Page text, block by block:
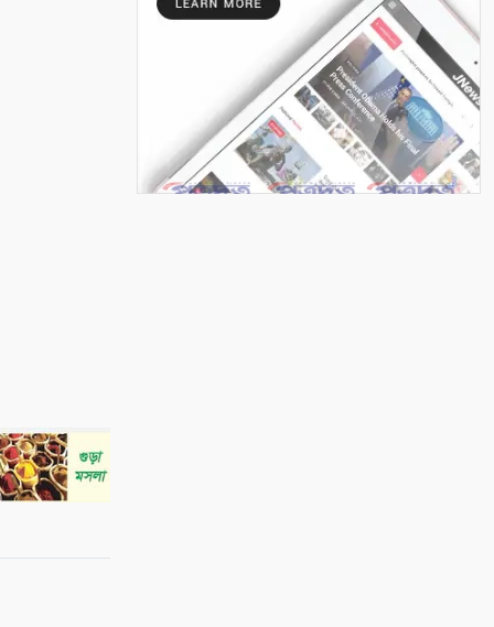
প্রযুক্তি, সাংবাদিকতা এবং একটি
পুতুল নাচে বেঁচে থাকে বাংলার
লোকঐতিহ্য
৮